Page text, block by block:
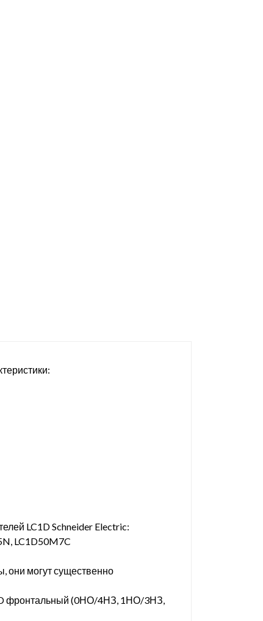
LC1D Schneider Electric:
LC1D50M7C
они могут существенно
фронтальный (0НО/4НЗ, 1НО/3НЗ,